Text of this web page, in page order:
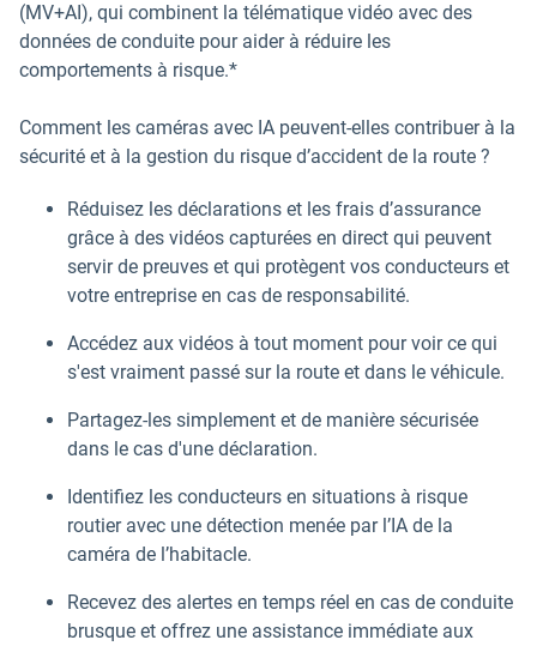
(MV+AI), qui combinent la télématique vidéo avec des
données de conduite pour aider à réduire les
comportements à risque.*
Comment les caméras avec IA peuvent-elles contribuer à la
sécurité et à la gestion du risque d’accident de la route ?
Réduisez les déclarations et les frais d’assurance
grâce à des vidéos capturées en direct qui peuvent
servir de preuves et qui protègent vos conducteurs et
votre entreprise en cas de responsabilité.
Accédez aux vidéos à tout moment pour voir ce qui
s'est vraiment passé sur la route et dans le véhicule.
Partagez-les simplement et de manière sécurisée
dans le cas d'une déclaration.
Identifiez les conducteurs en situations à risque
routier avec une détection menée par l’IA de la
caméra de l’habitacle.
Recevez des alertes en temps réel en cas de conduite
brusque et offrez une assistance immédiate aux